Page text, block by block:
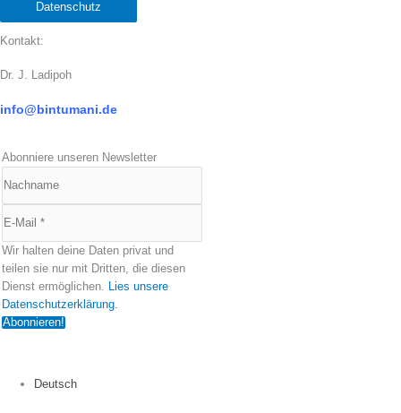
Datenschutz
Kontakt:
Dr. J. Ladipoh
info@bintumani.de
Abonniere unseren Newsletter
Wir halten deine Daten privat und
teilen sie nur mit Dritten, die diesen
Dienst ermöglichen.
Lies unsere
Datenschutzerklärung.
Deutsch